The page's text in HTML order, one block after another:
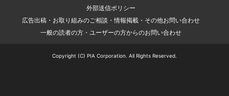
外部送信ポリシー
広告出稿・お取り組みのご相談・情報掲載・その他お問い合わせ
一般の読者の方・ユーザーの方からのお問い合わせ
Copyright (C) PIA Corporation. All Rights Reserved.